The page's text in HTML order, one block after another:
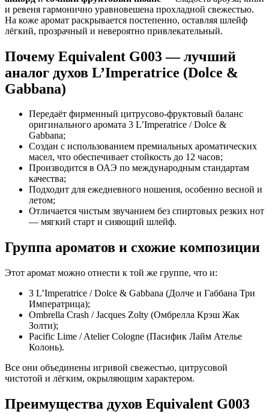
и ревеня гармонично уравновешена прохладной свежестью.
На коже аромат раскрывается постепенно, оставляя шлейф
лёгкий, прозрачный и невероятно привлекательный.
Почему Equivalent G003 — лучший
аналог духов L’Imperatrice (Dolce &
Gabbana)
Передаёт фирменный цитрусово-фруктовый баланс
оригинального аромата 3 L’Imperatrice / Dolce &
Gabbana;
Создан с использованием премиальных ароматических
масел, что обеспечивает стойкость до 12 часов;
Производится в ОАЭ по международным стандартам
качества;
Подходит для ежедневного ношения, особенно весной и
летом;
Отличается чистым звучанием без спиртовых резких нот
— мягкий старт и сияющий шлейф.
Группа ароматов и схожие композиции
Этот аромат можно отнести к той же группе, что и:
3 L’Imperatrice / Dolce & Gabbana (Долче и Габбана Три
Императрица);
Ombrella Crash / Jacques Zolty (Омбрелла Крэш Жак
Золти);
Pacific Lime / Atelier Cologne (Пасифик Лайм Ателье
Колонь).
Все они объединены игривой свежестью, цитрусовой
чистотой и лёгким, окрыляющим характером.
Преимущества духов Equivalent G003